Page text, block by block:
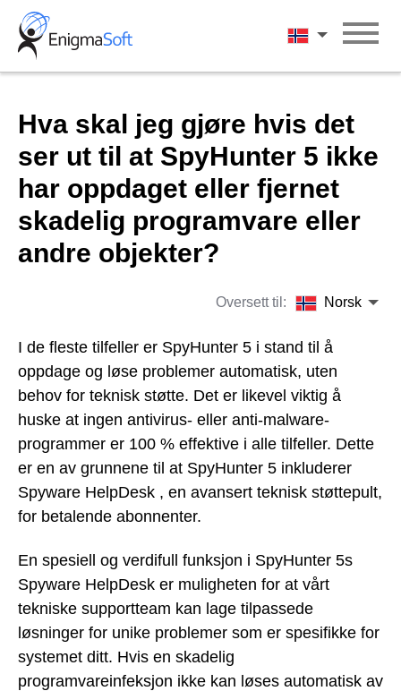
Skip
content
Norsk
Hva skal jeg gjøre hvis det
ser ut til at SpyHunter 5 ikke
har oppdaget eller fjernet
skadelig programvare eller
andre objekter?
Oversett til: Norsk
I de fleste tilfeller er SpyHunter 5 i stand til å
oppdage og løse problemer automatisk, uten
behov for teknisk støtte. Det er likevel viktig å
huske at ingen antivirus- eller anti-malware-
programmer er 100 % effektive i alle tilfeller. Dette
er en av grunnene til at SpyHunter 5 inkluderer
Spyware HelpDesk , en avansert teknisk støttepult,
for betalende abonnenter.
En spesiell og verdifull funksjon i SpyHunter 5s
Spyware HelpDesk er muligheten for at vårt
tekniske supportteam kan lage tilpassede
løsninger for unike problemer som er spesifikke for
systemet ditt. Hvis en skadelig
programvareinfeksjon ikke kan løses automatisk av